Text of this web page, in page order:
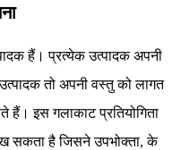
हैं। प्रत्येक उत्पादक अपनी
तो अपनी वस्तु को लागत
हैं। इस गलाकाट प्रतियोगिता
सकता है जिसने उपभोक्ता, के